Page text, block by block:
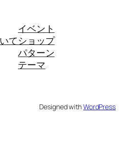
て
イベント
ショップ
パターン
テーマ
Designed withWordPress